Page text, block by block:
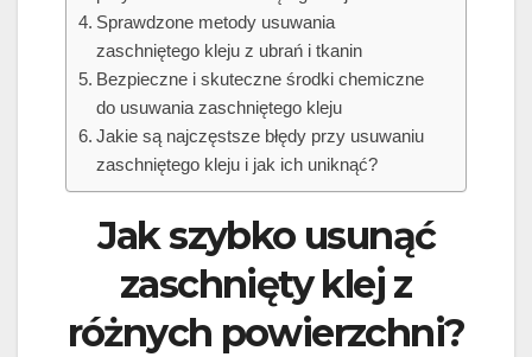
Sprawdzone metody usuwania
zaschniętego kleju z ubrań i tkanin
Bezpieczne i skuteczne środki chemiczne
do usuwania zaschniętego kleju
Jakie są najczęstsze błędy przy usuwaniu
zaschniętego kleju i jak ich uniknąć?
Jak szybko usunąć
zaschnięty klej z
różnych powierzchni?